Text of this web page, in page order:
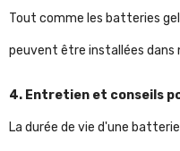
Tout comme les batteries gel
peuvent être installées dans
4. Entretien et conseils
La durée de vie d'une